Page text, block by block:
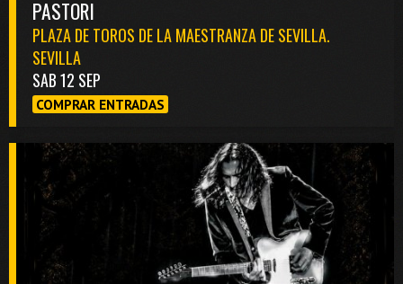
PASTORI
PLAZA DE TOROS DE LA MAESTRANZA DE SEVILLA.
SEVILLA
SAB 12 SEP
COMPRAR ENTRADAS